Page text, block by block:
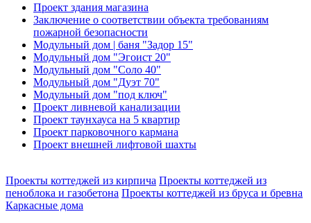
Проект здания магазина
Заключение о соответствии объекта требованиям
пожарной безопасности
Модульный дом | баня "Задор 15"
Модульный дом "Эгоист 20"
Модульный дом "Соло 40"
Модульный дом "Дуэт 70"
Модульный дом "под ключ"
Проект ливневой канализации
Проект таунхауса на 5 квартир
Проект парковочного кармана
Проект внешней лифтовой шахты
Проекты коттеджей из кирпича Проекты коттеджей из
пеноблока и газобетона Проекты коттеджей из бруса и бревна
Каркасные дома